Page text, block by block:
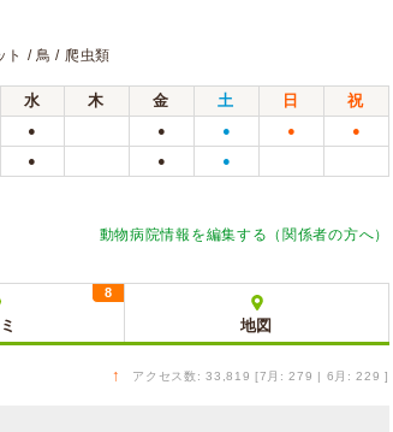
ト / 鳥 / 爬虫類
水 木 金 土 日
祝
● ● ● ● ●
● ● ●
動物病院情報を編集する（関係者の方へ）
8
地図
↑ アクセス数: 33,819 [7月: 279 | 6月: 229 ]